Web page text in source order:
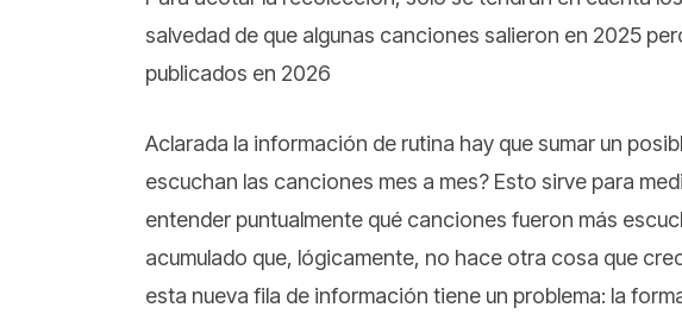
salvedad de que algunas canciones salieron en 2025
publicados en 2026
Aclarada la información de rutina hay que sumar un
escuchan las canciones mes a mes? Esto sirve para
entender puntualmente qué canciones fueron más
acumulado que, lógicamente, no hace otra cosa que
esta nueva fila de información tiene un problema: la